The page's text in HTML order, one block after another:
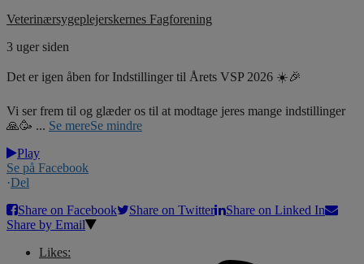
Veterinærsygeplejerskernes Fagforening
3 uger siden
Det er igen åben for Indstillinger til Årets VSP 2026 ☀️🎉
Vi ser frem til og glæder os til at modtage jeres mange indstillinger
🙏🥳 ... Se mereSe mindre
Play
Se på Facebook
·Del
Share on Facebook
Share on Twitter
Share on Linked In
Share by Email
Likes: